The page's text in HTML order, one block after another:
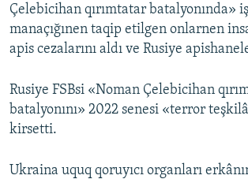
Çelebicihan qırımtatar batalyonında»
manaçığınen taqip etilgen onlarnen
apis cezalarını aldı ve Rusiye
Rusiye FSBsi «Noman Çelebicihan
batalyonını» 2022 senesi «terror
kirsetti.
Ukraina uquq qoruyıcı organları